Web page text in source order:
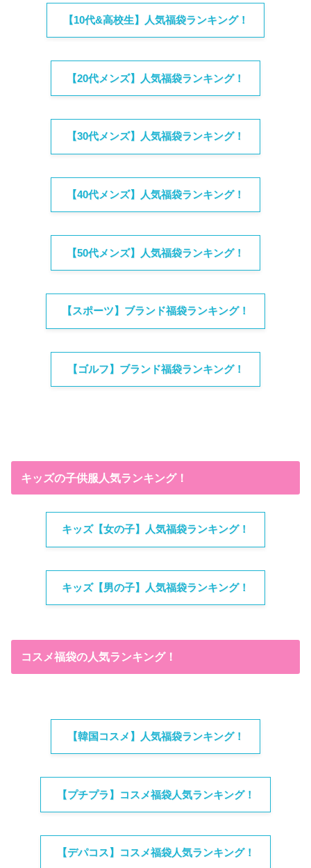
【10代&高校生】人気福袋ランキング！
【20代メンズ】人気福袋ランキング！
【30代メンズ】人気福袋ランキング！
【40代メンズ】人気福袋ランキング！
【50代メンズ】人気福袋ランキング！
【スポーツ】ブランド福袋ランキング！
【ゴルフ】ブランド福袋ランキング！
キッズの子供服人気ランキング！
キッズ【女の子】人気福袋ランキング！
キッズ【男の子】人気福袋ランキング！
コスメ福袋の人気ランキング！
【韓国コスメ】人気福袋ランキング！
【プチプラ】コスメ福袋人気ランキング！
【デパコス】コスメ福袋人気ランキング！